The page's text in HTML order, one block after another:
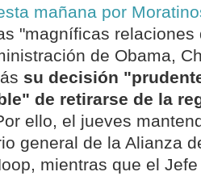
mañana por
"magníficas
de Obama,
su decisión
de retirarse de la
ello, el jueves
general de la Alianza
mientras que el